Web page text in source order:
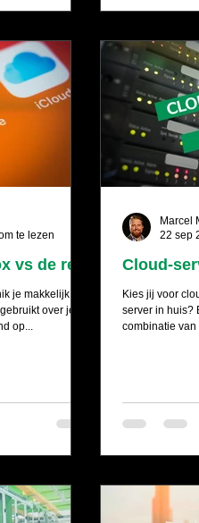
vs de rest
je makkelijk
over je
op...
te lezen
Cloud-
Kies jij voor
server in huis?
combinatie van
Marcel
22 sep